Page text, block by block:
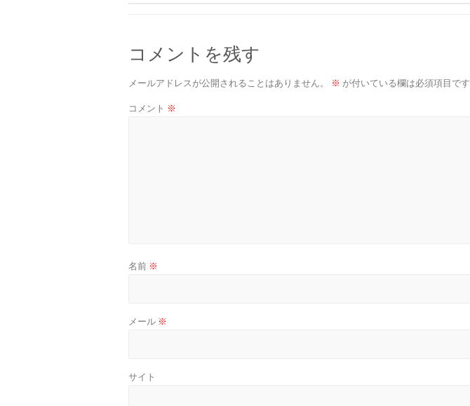
コメントを残す
メールアドレスが公開されることはありません。 ※ が付いている欄は必須項目です
コメント ※
名前 ※
メール ※
サイト